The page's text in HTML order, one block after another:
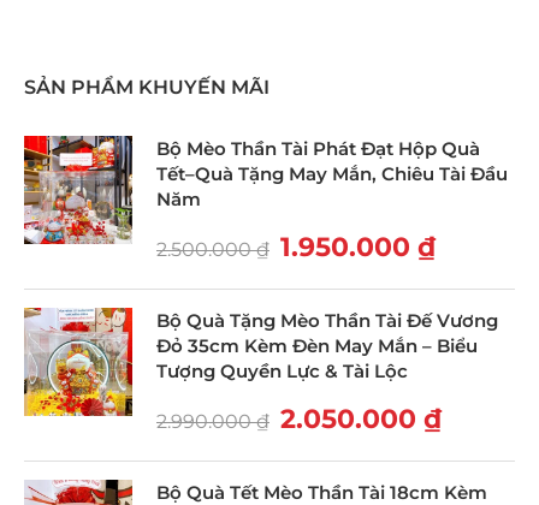
SẢN PHẨM KHUYẾN MÃI
Bộ Mèo Thần Tài Phát Đạt Hộp Quà
Tết–Quà Tặng May Mắn, Chiêu Tài Đầu
Năm
2.500.000₫ 1.950.000 ₫
Bộ Quà Tặng Mèo Thần Tài Đế Vương
Đỏ 35cm Kèm Đèn May Mắn – Biểu
Tượng Quyền Lực & Tài Lộc
2.990.000₫ 2.050.000 ₫
Bộ Quà Tết Mèo Thần Tài 18cm Kèm